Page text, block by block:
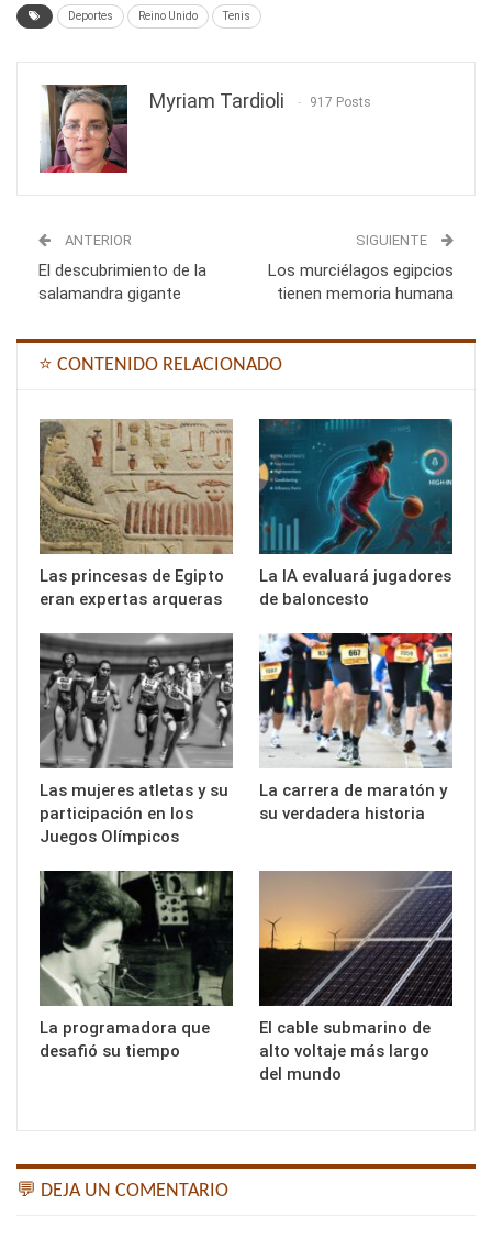
Deportes Reino Unido Tenis
Myriam Tardioli 917 Posts
ANTERIOR
El descubrimiento de la
salamandra gigante
SIGUIENTE
Los murciélagos egipcios
tienen memoria humana
⭐ CONTENIDO RELACIONADO
Las princesas de Egipto
eran expertas arqueras
La IA evaluará jugadores
de baloncesto
Las mujeres atletas y su
participación en los
Juegos Olímpicos
La carrera de maratón y
su verdadera historia
La programadora que
desafió su tiempo
El cable submarino de
alto voltaje más largo
del mundo
💬 DEJA UN COMENTARIO